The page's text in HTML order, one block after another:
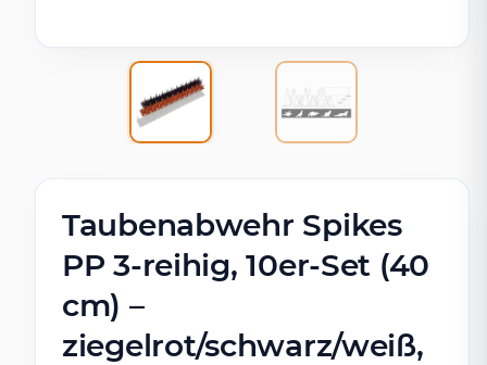
Taubenabwehr Spikes
PP 3-reihig, 10er-Set (40
cm) –
ziegelrot/schwarz/weiß,